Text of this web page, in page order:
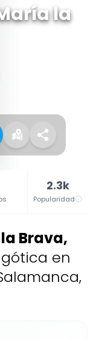
la
2.3k
Popularidad
Brava,
en